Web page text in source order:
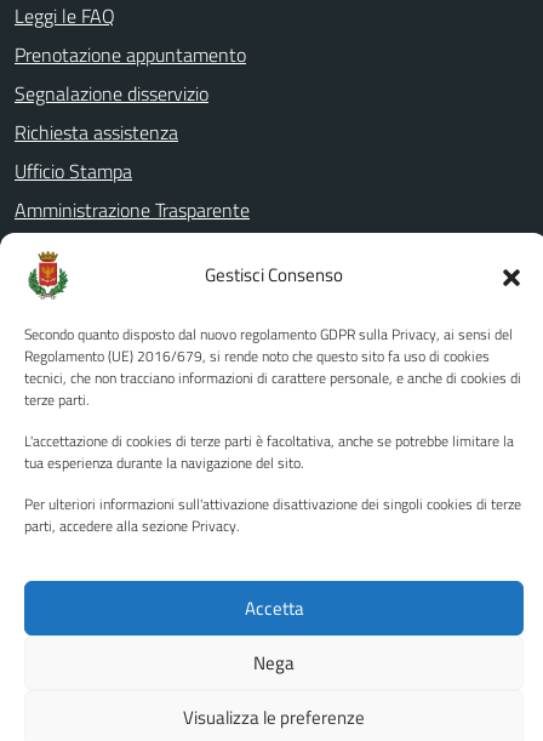
Gestisci Consenso
Secondo quanto disposto dal nuovo regolamento GDPR sulla Privacy, ai sensi del
Regolamento (UE) 2016/679, si rende noto che questo sito fa uso di cookies
tecnici, che non tracciano informazioni di carattere personale, e anche di cookies di
terze parti.
L'accettazione di cookies di terze parti è facoltativa, anche se potrebbe limitare la
tua esperienza durante la navigazione del sito.
Per ulteriori informazioni sull'attivazione disattivazione dei singoli cookies di terze
parti, accedere alla sezione Privacy.
Accetta
Nega
Visualizza le preferenze
Leggi le FAQ
Prenotazione appuntamento
Segnalazione disservizio
Richiesta assistenza
Ufficio Stampa
Amministrazione Trasparente
Albo pretorio
Informativa privacy
Note legali
Dichiarazione di accessibilità
Piano di miglioramento del sito
SEGUICI SU
Facebook YouTube Twitter
Media policy
Mappa del sito
Copyright © 2026 - Città di Palermo •